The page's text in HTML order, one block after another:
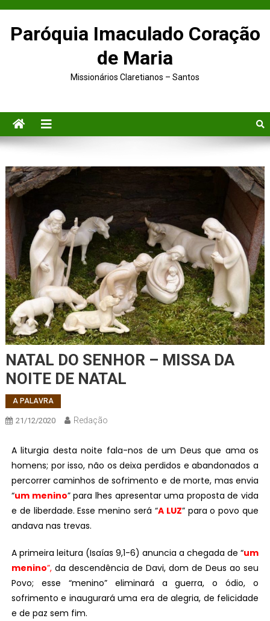
Paróquia Imaculado Coração
de Maria
Missionários Claretianos – Santos
NATAL DO SENHOR – MISSA DA
NOITE DE NATAL
A PALAVRA
21/12/2020 Redação
A liturgia desta noite fala-nos de um Deus que ama os
homens; por isso, não os deixa perdidos e abandonados a
percorrer caminhos de sofrimento e de morte, mas envia
“um menino” para lhes apresentar uma proposta de vida
e de liberdade. Esse menino será “A LUZ” para o povo que
andava nas trevas.
A primeira leitura (Isaías 9,1-6) anuncia a chegada de “um
menino”,da descendência de Davi, dom de Deus ao seu
Povo; esse “menino” eliminará a guerra, o ódio, o
sofrimento e inaugurará uma era de alegria, de felicidade
e de paz sem fim.